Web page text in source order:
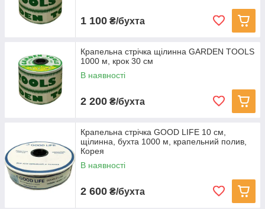
1 100 ₴/бухта
Крапельна стрічка щілинна GARDEN TOOLS
1000 м, крок 30 см
В наявності
2 200 ₴/бухта
Крапельна стрічка GOOD LIFE 10 см,
щілинна, бухта 1000 м, крапельний полив,
Корея
В наявності
2 600 ₴/бухта